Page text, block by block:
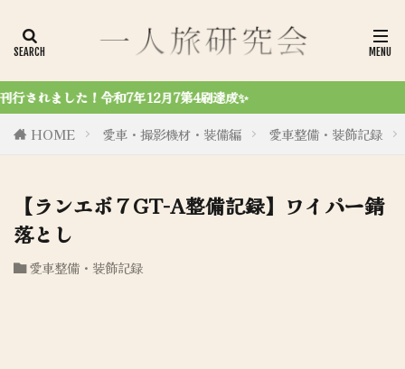
HOME
愛車・撮影機材・装備編 愛車整備・装飾記録
【ランエボ７GT-A整備記録】ワイパー錆
落とし
愛車整備・装飾記録